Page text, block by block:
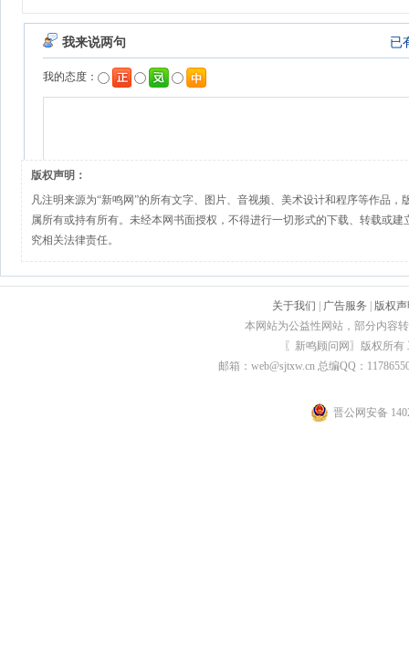
版权声明：
凡注明来源为“新鸣网”的所有文字、图片、音视频、美术设计和程序等作品，
属所有或持有所有。未经本网书面授权，不得进行一切形式的下载、转载或
究相关法律责任。
关于我们 广告服务
版权
本网站为公益性网站，部分内容
〖新鸣顾问网〗版权所
邮箱：web@sjtxw.cn 总编QQ：
晋公网安备